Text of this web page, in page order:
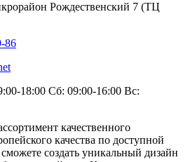
Рождественский 7 (ТЦ
86
18:00 Сб: 09:00-16:00 Вс:
качественного
качества по доступной
создать уникальный дизайн